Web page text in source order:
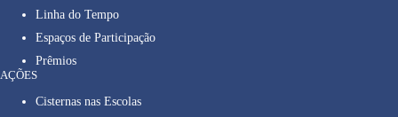
Linha do Tempo
Espaços de Participação
Prêmios
AÇÕES
Cisternas nas Escolas